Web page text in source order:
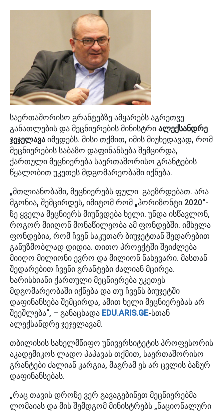
საერთაშორისო გრანტებზე ამყარებს აგრეთვე
განათლების და მეცნიერების მინისტრი ალექსანდრე
ჯეჯელავა იმედებს. მისი თქმით, იმის მიუხედავად, რომ
მეცნიერების საბაზო დაფინანსება შემცირდა,
ქართული მეცნიერება საერთაშორისო გრანტების
წყალობით უკეთეს მდგომარეობაში იქნება.
„მთლიანობაში, მეცნიერებს ფული გაეზრდებათ. არა
მგონია, შემცირდეს, იმიტომ რომ „ჰორიზონტი 2020“-
ზე ყველა მეცნიერს მიუწვდება ხელი. უნდა ისწავლონ,
როგორ მიიღონ მონაწილეობა ამ ფონდებში. იმხელა
ფონდებია, რომ ჩვენ საკუთარ ბიუჯეტთან შედარებით
განუზმობლად დიდია. თითო პროექტში შეიძლება
მიიღო მილიონი ევრო და მილიონ ნახევარი. მასთან
შედარებით ჩვენი გრანტები ძალიან მცირეა.
ხარისხიანი ქართული მეცნიერება უკეთეს
მდგომარეობაში იქნება და თუ ჩვენს ბიუჯეტში
დაფინანსება შემცირდა, ამით ხელი მეცნიერებას არ
შეეშლება“, – განაცხადა EDU.ARIS.GE-სთან
ალექსანდრე ჯეჯელავამ.
თბილისის სახელმწიფო უნივერსიტეტის პროფესორის
აკადემიკოს ლადო პაპავას თქმით, საერთაშორისო
გრანტები ძალიან კარგია, მაგრამ ეს არ ცვლის ბაზურ
დაფინანსებას.
„რაც თავის დროზე ვერ გავაგებინეთ მეცნიერებმა
ლომაიას და მის შემდგომ მინისტრებს „ნაციონალური